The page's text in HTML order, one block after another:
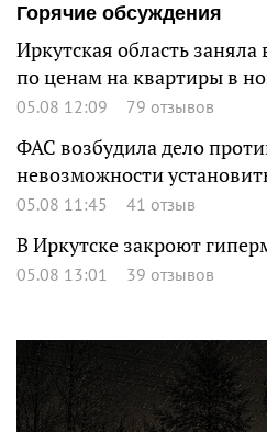
Горячие обсуждения
Иркутская область
по ценам на квартиры в
05.08 12:09 79 отзывов
ФАС возбудила дело
невозможности
05.08 11:45 41 отзыв
В Иркутске закроют
05.08 13:01 39 отзывов